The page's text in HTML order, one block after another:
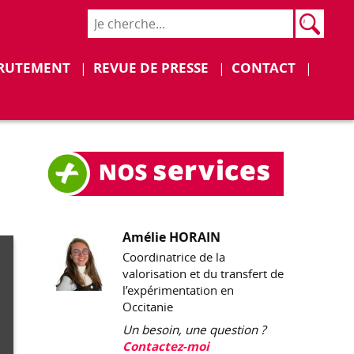
Déplier
REVUE DE PRESSE Déplier
CONTACT
Amélie HORAIN
Coordinatrice de la
valorisation et du transfert de
l’expérimentation en
Occitanie
Un besoin, une question ?
Contactez-moi